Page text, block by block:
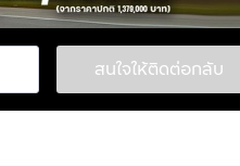
สนใจให้ติดต่อกลับ